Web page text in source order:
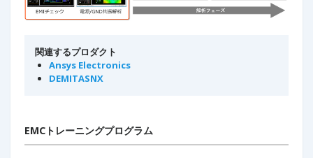
関連するプロダクト
Ansys Electronics
DEMITASNX
EMCトレーニングプログラム